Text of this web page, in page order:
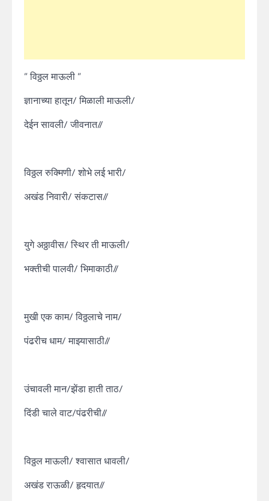
” विठ्ठल माऊली ”
ज्ञानाच्या हातून/ मिळाली माऊली/
देईन सावली/ जीवनात//
विठ्ठल रुक्मिणी/ शोभे लई भारी/
अखंड निवारी/ संकटास//
युगे अठ्ठावीस/ स्थिर ती माऊली/
भक्तीची पालवी/ भिमाकाठी//
मुखी एक काम/ विठ्ठलाचे नाम/
पंढरीच धाम/ माझ्यासाठी//
उंचावली मान/झेंडा हाती ताठ/
दिंडी चाले वाट/पंढरीची//
विठ्ठल माऊली/ श्वासात धावली/
अखंड राऊळी/ हृदयात//